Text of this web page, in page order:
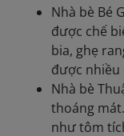
Nhà bè Bé
được chế
bia, ghẹ
được nhiều
Nhà bè
thoáng
như tôm